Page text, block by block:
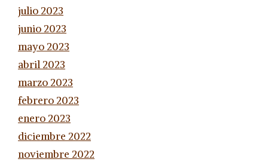
julio 2023
junio 2023
mayo 2023
abril 2023
marzo 2023
febrero 2023
enero 2023
diciembre 2022
noviembre 2022